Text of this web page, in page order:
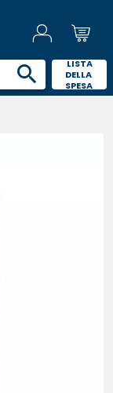
LISTA
DELLA
SPESA